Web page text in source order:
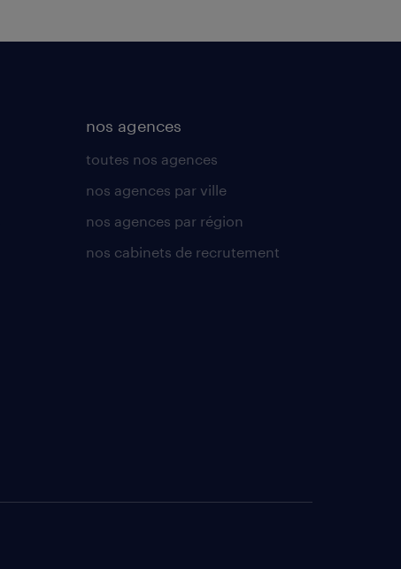
nos agences
toutes nos agences
nos agences par ville
nos agences par région
nos cabinets de recrutement